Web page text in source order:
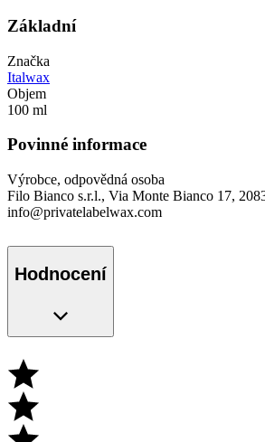
Základní
Značka
Italwax
Objem
100 ml
Povinné informace
Výrobce, odpovědná osoba
Filo Bianco s.r.l., Via Monte Bianco 17,
info@privatelabelwax.com
Hodnocení